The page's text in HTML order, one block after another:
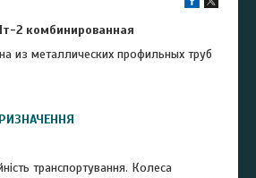
2 комбинированная
из металлических профильных труб
транспортування. Колеса